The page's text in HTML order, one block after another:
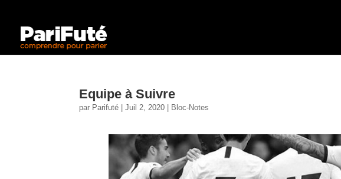
Equipe à Suivre
par Parifuté |Juil 2, 2020 | Bloc-Notes